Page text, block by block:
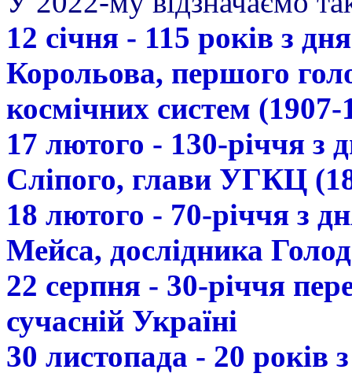
12 січня - 115 років з
Корольова, першого
космічних систем (1907-
17 лютого - 130-річчя з
Сліпого, глави УГКЦ
18 лютого - 70-річчя з
Мейса, дослідника
22 серпня - 30-річчя
сучасній Україні
30 листопада - 20 років